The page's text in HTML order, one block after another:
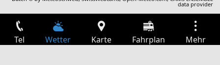
data provider
Tel Wetter Karte Fahrplan Mehr